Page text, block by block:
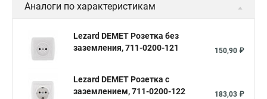
Аналоги по характеристикам
Lezard DEMET Розетка без
заземления, 711-0200-121
150,90 ₽
Lezard DEMET Розетка с
заземлением, 711-0200-122
183,03 ₽